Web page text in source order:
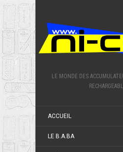
LE MONDE DES
ACCUEIL
LE B.A.BA